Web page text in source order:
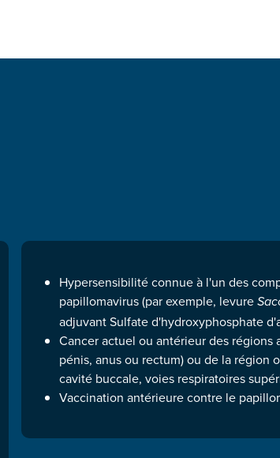
Hypersensibilité connue à l'un des
papillomavirus (par exemple, levure
adjuvant Sulfate d'hydroxyphosphate
Cancer actuel ou antérieur des régions
pénis, anus ou rectum) ou de la région
cavité buccale, voies respiratoires
Vaccination antérieure contre le